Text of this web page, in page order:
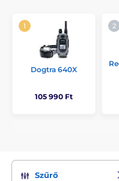
Dogtra 640X
105 990 Ft
Szűrő